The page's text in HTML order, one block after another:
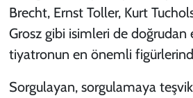
Brecht, Ernst Toller, Kurt
Grosz gibi isimleri de
tiyatronun en önemli
Sorgulayan, sorgulamaya